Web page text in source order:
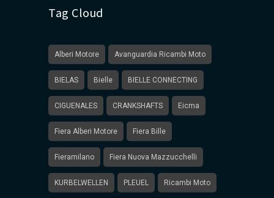
Tag Cloud
Alberi Motore Avanguardia Ricambi Moto
BIELAS Bielle BIELLE CONNECTING
CIGUENALES CRANKSHAFTS Eicma
Fiera Alberi Motore Fiera Bille
Fieramilano Fiera Nuova Mazzucchelli
KURBELWELLEN PLEUEL Ricambi Moto